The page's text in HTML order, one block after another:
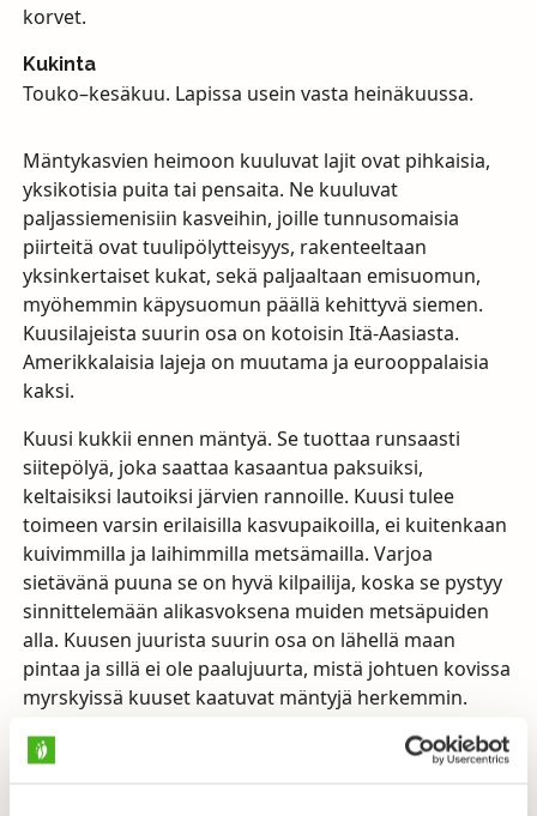
korvet.
Kukinta
Touko–kesäkuu. Lapissa usein vasta heinäkuussa.
Mäntykasvien heimoon kuuluvat lajit ovat pihkaisia,
yksikotisia puita tai pensaita. Ne kuuluvat
paljassiemenisiin kasveihin, joille tunnusomaisia
piirteitä ovat tuulipölytteisyys, rakenteeltaan
yksinkertaiset kukat, sekä paljaaltaan emisuomun,
myöhemmin käpysuomun päällä kehittyvä siemen.
Kuusilajeista suurin osa on kotoisin Itä-Aasiasta.
Amerikkalaisia lajeja on muutama ja eurooppalaisia
kaksi.
Kuusi kukkii ennen mäntyä. Se tuottaa runsaasti
siitepölyä, joka saattaa kasaantua paksuiksi,
keltaisiksi lautoiksi järvien rannoille. Kuusi tulee
toimeen varsin erilaisilla kasvupaikoilla, ei kuitenkaan
kuivimmilla ja laihimmilla metsämailla. Varjoa
sietävänä puuna se on hyvä kilpailija, koska se pystyy
sinnittelemään alikasvoksena muiden metsäpuiden
alla. Kuusen juurista suurin osa on lähellä maan
pintaa ja sillä ei ole paalujuurta, mistä johtuen kovissa
myrskyissä kuuset kaatuvat mäntyjä herkemmin.
Kuusi on Suomen toiseksi yleisin puulaji. (Mänty on